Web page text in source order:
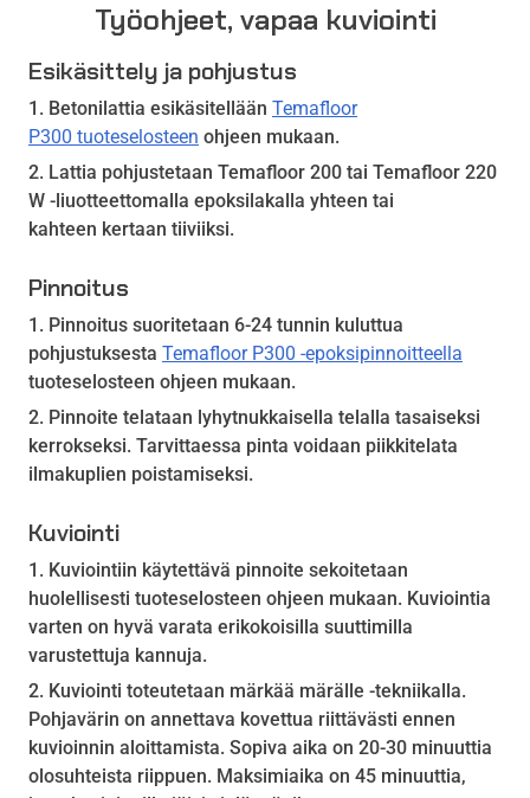
Työohjeet, vapaa kuviointi
Esikäsittely ja pohjustus
Betonilattia esikäsitellään Temafloor
P300 tuoteselosteen ohjeen mukaan.
Lattia pohjustetaan Temafloor 200 tai Temafloor 220
W -liuotteettomalla epoksilakalla yhteen tai
kahteen kertaan tiiviiksi.
Pinnoitus
Pinnoitus suoritetaan 6-24 tunnin kuluttua
pohjustuksesta Temafloor P300 -epoksipinnoitteella
tuoteselosteen ohjeen mukaan.
Pinnoite telataan lyhytnukkaisella telalla tasaiseksi
kerrokseksi. Tarvittaessa pinta voidaan piikkitelata
ilmakuplien poistamiseksi.
Kuviointi
Kuviointiin käytettävä pinnoite sekoitetaan
huolellisesti tuoteselosteen ohjeen mukaan. Kuviointia
varten on hyvä varata erikokoisilla suuttimilla
varustettuja kannuja.
Kuviointi toteutetaan märkää märälle -tekniikalla.
Pohjavärin on annettava kovettua riittävästi ennen
kuvioinnin aloittamista. Sopiva aika on 20-30 minuuttia
olosuhteista riippuen. Maksimiaika on 45 minuuttia,